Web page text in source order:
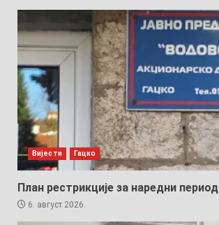
Вијести Гацко
План рестрикције за наредни период
6. август 2026.